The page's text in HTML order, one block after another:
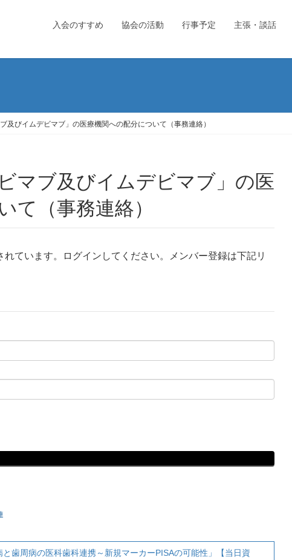
入会のすすめ 協会の活動 行事予定 主張・談話
及びイムデビマブ」の医療機関への配分について（事務連絡）
て（事務連絡）
ています。ログインしてください。メンバー登録は下記リ
歯周病の医科歯科連携～新規マーカーPISAの可能性」【当日資